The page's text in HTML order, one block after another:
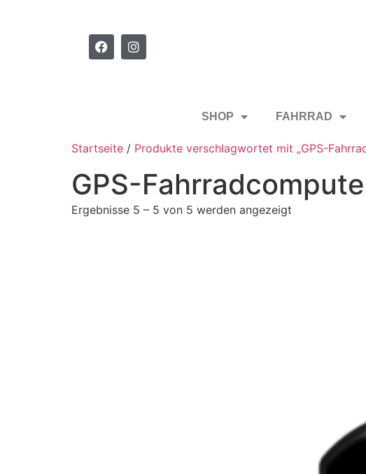
SHOP FAHRRAD
Startseite / Produkte verschlagwortet mit „GPS-
GPS-
Ergebnisse 5 – 5 von 5 werden angezeigt